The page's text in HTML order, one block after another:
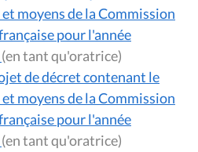
moyens de la Commission
pour l'année
(en tant qu'oratrice)
de décret contenant le
moyens de la Commission
pour l'année
(en tant qu'oratrice)